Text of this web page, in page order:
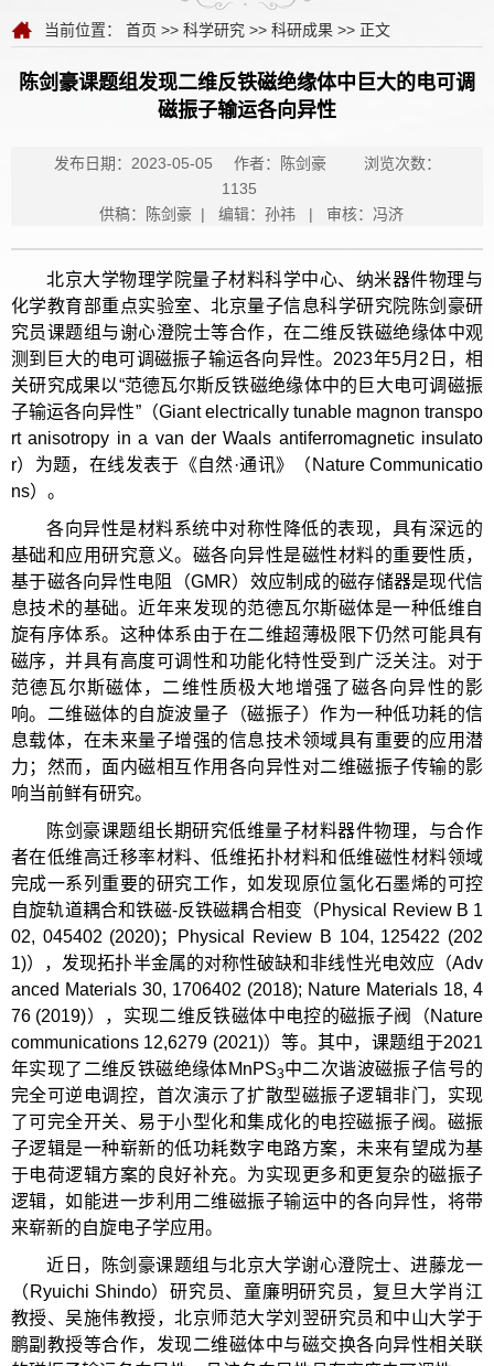
当前位置： 首页 >> 科学研究 >> 科研成果 >> 正文
陈剑豪课题组发现二维反铁磁绝缘体中巨大的电可调
磁振子输运各向异性
发布日期：2023-05-05 作者：陈剑豪
浏览次数：
1135
供稿：陈剑豪 | 编辑：孙祎 | 审核：冯济
北京大学物理学院量子材料科学中心、纳米器件物理与
化学教育部重点实验室、北京量子信息科学研究院陈剑豪研
究员课题组与谢心澄院士等合作，在二维反铁磁绝缘体中观
测到巨大的电可调磁振子输运各向异性。2023年5月2日，相
关研究成果以“范德瓦尔斯反铁磁绝缘体中的巨大电可调磁振
子输运各向异性”（Giant electrically tunable magnon transpo
rt anisotropy in a van der Waals antiferromagnetic insulato
r）为题，在线发表于《自然·通讯》（Nature Communicatio
ns）。
各向异性是材料系统中对称性降低的表现，具有深远的
基础和应用研究意义。磁各向异性是磁性材料的重要性质，
基于磁各向异性电阻（GMR）效应制成的磁存储器是现代信
息技术的基础。近年来发现的范德瓦尔斯磁体是一种低维自
旋有序体系。这种体系由于在二维超薄极限下仍然可能具有
磁序，并具有高度可调性和功能化特性受到广泛关注。对于
范德瓦尔斯磁体，二维性质极大地增强了磁各向异性的影
响。二维磁体的自旋波量子（磁振子）作为一种低功耗的信
息载体，在未来量子增强的信息技术领域具有重要的应用潜
力；然而，面内磁相互作用各向异性对二维磁振子传输的影
响当前鲜有研究。
陈剑豪课题组长期研究低维量子材料器件物理，与合作
者在低维高迁移率材料、低维拓扑材料和低维磁性材料领域
完成一系列重要的研究工作，如发现原位氢化石墨烯的可控
自旋轨道耦合和铁磁-反铁磁耦合相变（Physical Review B 1
02, 045402 (2020)；Physical Review B 104, 125422 (202
1)），发现拓扑半金属的对称性破缺和非线性光电效应（Adv
anced Materials 30, 1706402 (2018); Nature Materials 18, 4
76 (2019)），实现二维反铁磁体中电控的磁振子阀（Nature
communications 12,6279 (2021)）等。其中，课题组于2021
年实现了二维反铁磁绝缘体MnPS3中二次谐波磁振子信号的
完全可逆电调控，首次演示了扩散型磁振子逻辑非门，实现
了可完全开关、易于小型化和集成化的电控磁振子阀。磁振
子逻辑是一种崭新的低功耗数字电路方案，未来有望成为基
于电荷逻辑方案的良好补充。为实现更多和更复杂的磁振子
逻辑，如能进一步利用二维磁振子输运中的各向异性，将带
来崭新的自旋电子学应用。
近日，陈剑豪课题组与北京大学谢心澄院士、进藤龙一
（Ryuichi Shindo）研究员、童廉明研究员，复旦大学肖江
教授、吴施伟教授，北京师范大学刘翌研究员和中山大学于
鹏副教授等合作，发现二维磁体中与磁交换各向异性相关联